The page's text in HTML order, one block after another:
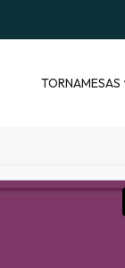
TORNAMESAS